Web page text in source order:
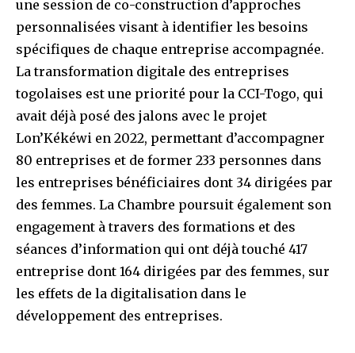
une session de co-construction d’approches
personnalisées visant à identifier les besoins
spécifiques de chaque entreprise accompagnée.
La transformation digitale des entreprises
togolaises est une priorité pour la CCI-Togo, qui
avait déjà posé des jalons avec le projet
Lon’Kékéwi en 2022, permettant d’accompagner
80 entreprises et de former 233 personnes dans
les entreprises bénéficiaires dont 34 dirigées par
des femmes. La Chambre poursuit également son
engagement à travers des formations et des
séances d’information qui ont déjà touché 417
entreprise dont 164 dirigées par des femmes, sur
les effets de la digitalisation dans le
développement des entreprises.